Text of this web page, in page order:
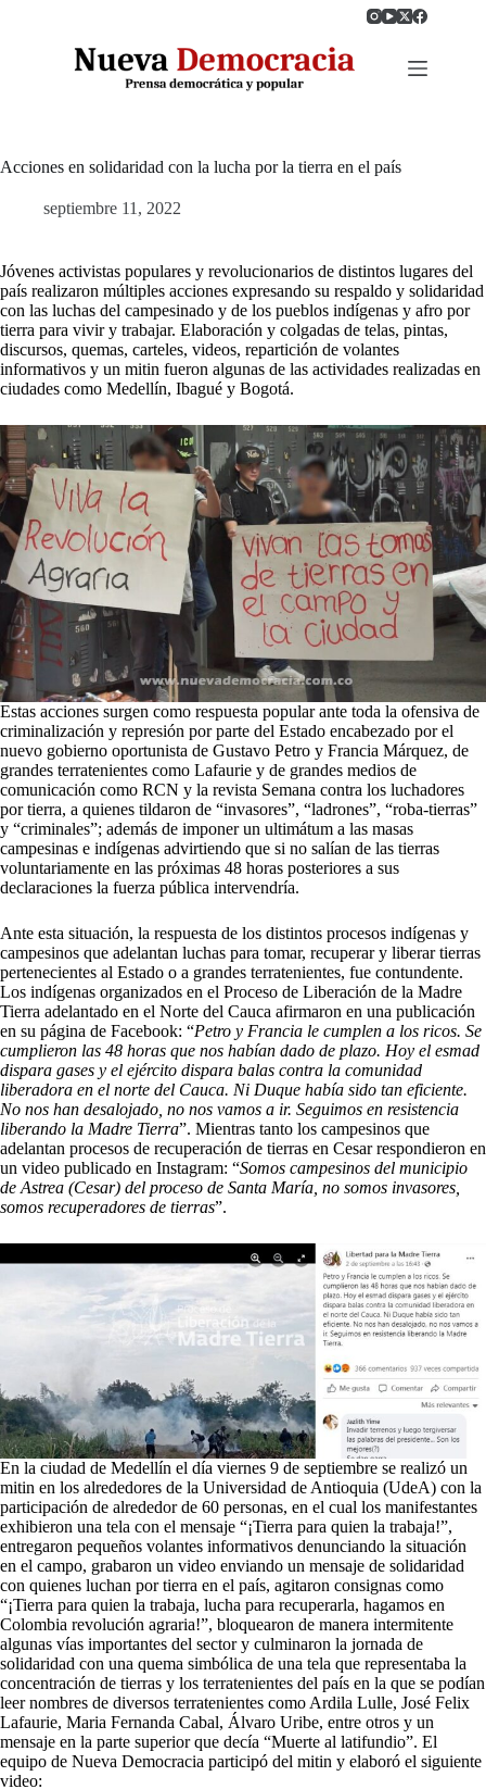
Acciones en solidaridad con la lucha por la tierra en el país
septiembre 11, 2022
Jóvenes activistas populares y revolucionarios de distintos lugares del
país realizaron múltiples acciones expresando su respaldo y solidaridad
con las luchas del campesinado y de los pueblos indígenas y afro por
tierra para vivir y trabajar. Elaboración y colgadas de telas, pintas,
discursos, quemas, carteles, videos, repartición de volantes
informativos y un mitin fueron algunas de las actividades realizadas en
ciudades como Medellín, Ibagué y Bogotá.
Estas acciones surgen como respuesta popular ante toda la ofensiva de
criminalización y represión por parte del Estado encabezado por el
nuevo gobierno oportunista de Gustavo Petro y Francia Márquez, de
grandes terratenientes como Lafaurie y de grandes medios de
comunicación como RCN y la revista Semana contra los luchadores
por tierra, a quienes tildaron de “invasores”, “ladrones”, “roba-tierras”
y “criminales”; además de imponer un ultimátum a las masas
campesinas e indígenas advirtiendo que si no salían de las tierras
voluntariamente en las próximas 48 horas posteriores a sus
declaraciones la fuerza pública intervendría.
Ante esta situación, la respuesta de los distintos procesos indígenas y
campesinos que adelantan luchas para tomar, recuperar y liberar tierras
pertenecientes al Estado o a grandes terratenientes, fue contundente.
Los indígenas organizados en el Proceso de Liberación de la Madre
Tierra adelantado en el Norte del Cauca afirmaron en una publicación
en su página de Facebook: “Petro y Francia le cumplen a los ricos. Se
cumplieron las 48 horas que nos habían dado de plazo. Hoy el esmad
dispara gases y el ejército dispara balas contra la comunidad
liberadora en el norte del Cauca. Ni Duque había sido tan eficiente.
No nos han desalojado, no nos vamos a ir. Seguimos en resistencia
liberando la Madre Tierra”. Mientras tanto los campesinos que
adelantan procesos de recuperación de tierras en Cesar respondieron en
un video publicado en Instagram: “Somos campesinos del municipio
de Astrea (Cesar) del proceso de Santa María, no somos invasores,
somos recuperadores de tierras”.
En la ciudad de Medellín el día viernes 9 de septiembre se realizó un
mitin en los alrededores de la Universidad de Antioquia (UdeA) con la
participación de alrededor de 60 personas, en el cual los manifestantes
exhibieron una tela con el mensaje “¡Tierra para quien la trabaja!”,
entregaron pequeños volantes informativos denunciando la situación
en el campo, grabaron un video enviando un mensaje de solidaridad
con quienes luchan por tierra en el país, agitaron consignas como
“¡Tierra para quien la trabaja, lucha para recuperarla, hagamos en
Colombia revolución agraria!”, bloquearon de manera intermitente
algunas vías importantes del sector y culminaron la jornada de
solidaridad con una quema simbólica de una tela que representaba la
concentración de tierras y los terratenientes del país en la que se podían
leer nombres de diversos terratenientes como Ardila Lulle, José Felix
Lafaurie, Maria Fernanda Cabal, Álvaro Uribe, entre otros y un
mensaje en la parte superior que decía “Muerte al latifundio”. El
equipo de Nueva Democracia participó del mitin y elaboró el siguiente
video: